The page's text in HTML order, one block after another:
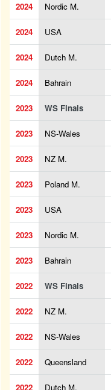
2024 Nordic M.
2024 USA
2024 Dutch M.
2024 Bahrain
2023 WS Finals
2023 NS-Wales
2023 NZ M.
2023 Poland M.
2023 USA
2023 Nordic M.
2023 Bahrain
2022 WS Finals
2022 NZ M.
2022 NS-Wales
2022 Queensland
2022 Dutch M.